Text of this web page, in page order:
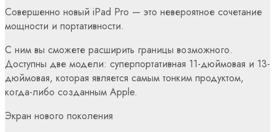
Совершенно новый iPad Pro — это невероятное сочетание
мощности и портативности.
С ним вы сможете расширить границы возможного.
Доступны две модели: суперпортативная 11-дюймовая и 13-
дюймовая, которая является самым тонким продуктом,
когда-либо созданным Apple.
Экран нового поколения